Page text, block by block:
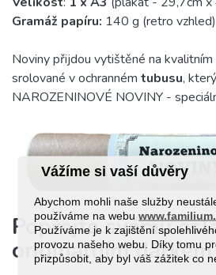
Vážíme si vaší důvěry
Abychom mohli naše služby
používáme na webu
Používáme je k zajištění
provozu našeho webu. Díky tomu
přizpůsobit, aby byl váš zážitek co
Gramáž papíru: 140 g (retro vzhled)
Noviny přijdou vytištěné na
srolované v ochranném tubusu,
NAROZENINOVÉ NOVINY -
Popřejte svému
originálním dárkem